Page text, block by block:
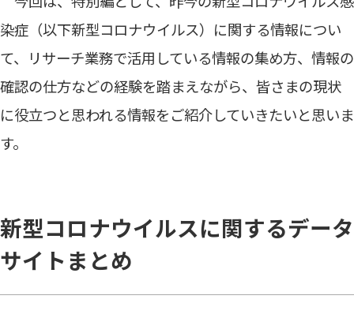
染症（以下新型コロナウイルス）に関する情報につい
て、リサーチ業務で活用している情報の集め方、情報の
確認の仕方などの経験を踏まえながら、皆さまの現状
に役立つと思われる情報をご紹介していきたいと思いま
す。
新型コロナウイルスに関するデータ
サイトまとめ